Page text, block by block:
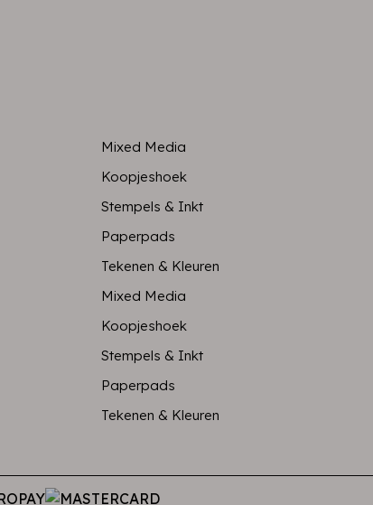
Mixed Media
Koopjeshoek
Stempels & Inkt
Paperpads
Tekenen & Kleuren
Mixed Media
Koopjeshoek
Stempels & Inkt
Paperpads
Tekenen & Kleuren